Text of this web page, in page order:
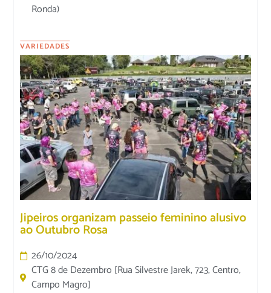
Ronda)
VARIEDADES
Jipeiros organizam passeio feminino alusivo
ao Outubro Rosa
26/10/2024
CTG 8 de Dezembro [Rua Silvestre Jarek, 723, Centro,
Campo Magro]